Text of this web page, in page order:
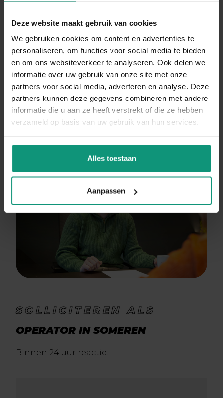
Deze website maakt gebruik van cookies
We gebruiken cookies om content en advertenties te
personaliseren, om functies voor social media te bieden
en om ons websiteverkeer te analyseren. Ook delen we
informatie over uw gebruik van onze site met onze
partners voor social media, adverteren en analyse. Deze
partners kunnen deze gegevens combineren met andere
informatie die u aan ze heeft verstrekt of die ze hebben
verzameld op basis van uw gebruik van hun services.
Alles toestaan
Aanpassen
"Bouwen is mensenwerk". Het bedrijf
ontwikkelt daarom niet alleen de beste
grondstoffen en producten voor de klant: het
bedrijf wil het iedereen zo goed mogelijk naar
de zin te maken op de werkvloer.
DIRECT SOLLICITEREN
SOLLICITEREN ALS
OPERATOR IN SOMEREN
Binnen 24 uur reactie!